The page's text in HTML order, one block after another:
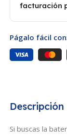
Descripción
Si buscas la
facturación
Págalo fácil